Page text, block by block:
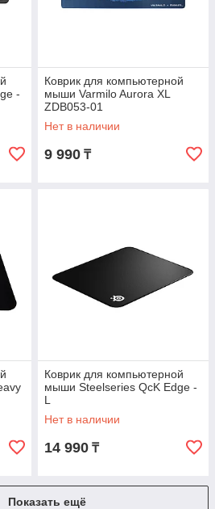
-
Коврик для компьютерной
мыши Varmilo Aurora XL
ZDB053-01
Нет в наличии
9 990 ₸
Коврик для компьютерной
мыши Steelseries QcK Edge -
L
Нет в наличии
14 990 ₸
Показать ещё